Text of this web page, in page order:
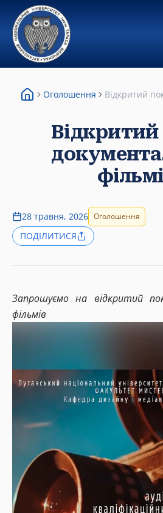
Оголошення Відкритий
Відкритий
28 травня, 2026 Оголошення
ПОДІЛИТИСЯ
Запрошуємо на відкритий
фільмів